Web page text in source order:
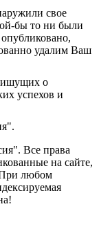
свое
бы то ни были
удалим Ваш
о
успехов и
Все права
на сайте,
При любом